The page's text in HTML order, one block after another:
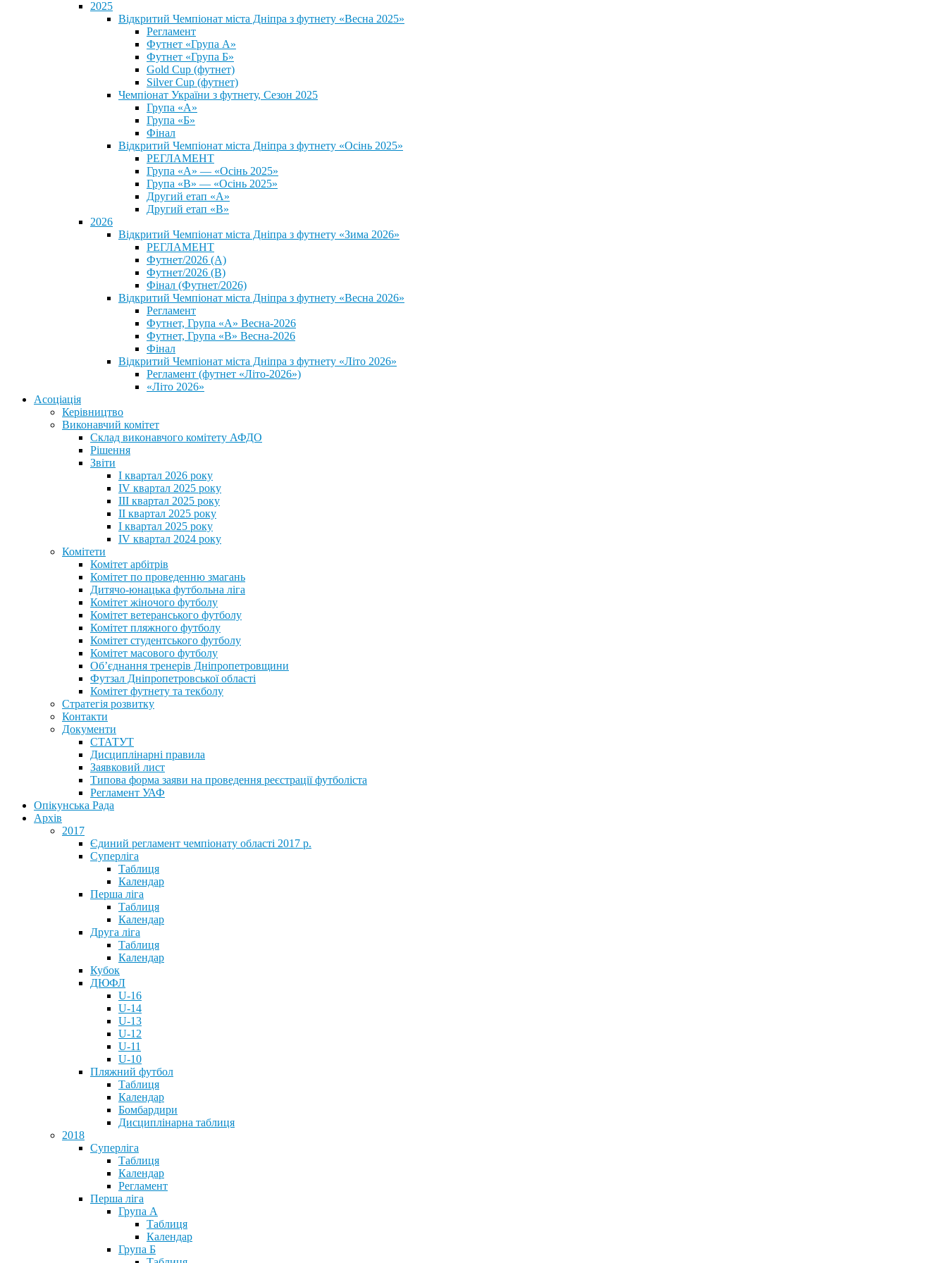
2025
Відкритий Чемпіонат міста Дніпра з футнету «Весна 2025»
Регламент
Футнет «Група А»
Футнет «Група Б»
Gold Cup (футнет)
Silver Cup (футнет)
Чемпіонат України з футнету, Сезон 2025
Група «А»
Група «Б»
Фінал
Відкритий Чемпіонат міста Дніпра з футнету «Осінь 2025»
РЕГЛАМЕНТ
Група «А» — «Осінь 2025»
Група «В» — «Осінь 2025»
Другий етап «А»
Другий етап «В»
2026
Відкритий Чемпіонат міста Дніпра з футнету «Зима 2026»
РЕГЛАМЕНТ
Футнет/2026 (А)
Футнет/2026 (В)
Фінал (Футнет/2026)
Відкритий Чемпіонат міста Дніпра з футнету «Весна 2026»
Регламент
Футнет, Група «А» Весна-2026
Футнет, Група «В» Весна-2026
Фінал
Відкритий Чемпіонат міста Дніпра з футнету «Літо 2026»
Регламент (футнет «Літо-2026»)
«Літо 2026»
Асоціація
Керівництво
Виконавчий комітет
Склад виконавчого комітету АФДО
Рішення
Звіти
I квартал 2026 року
IV квартал 2025 року
III квартал 2025 року
II квартал 2025 року
I квартал 2025 року
IV квартал 2024 року
Комітети
Комітет арбітрів
Комітет по проведенню змагань
Дитячо-юнацька футбольна ліга
Комітет жіночого футболу
Комітет ветеранського футболу
Комітет пляжного футболу
Комітет студентського футболу
Комітет масового футболу
Обʼєднання тренерів Дніпропетровщини
Футзал Дніпропетровської області
Комітет футнету та текболу
Стратегія розвитку
Контакти
Документи
СТАТУТ
Дисциплінарні правила
Заявковий лист
Типова форма заяви на проведення реєстрації футболіста
Регламент УАФ
Опікунська Рада
Архів
2017
Єдиний регламент чемпіонату області 2017 р.
Суперліга
Таблиця
Календар
Перша ліга
Таблиця
Календар
Друга ліга
Таблиця
Календар
Кубок
ДЮФЛ
U-16
U-14
U-13
U-12
U-11
U-10
Пляжний футбол
Таблиця
Календар
Бомбардири
Дисциплінарна таблиця
2018
Суперліга
Таблиця
Календар
Регламент
Перша ліга
Група А
Таблиця
Календар
Група Б